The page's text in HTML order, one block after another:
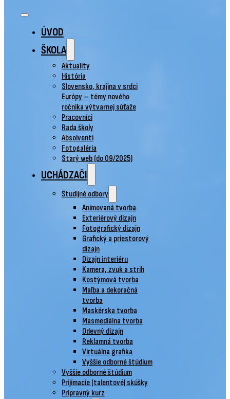
ÚVOD
ŠKOLA
Aktuality
História
Slovensko, krajina v srdci
Európy – témy nového
ročníka výtvarnej súťaže
Pracovníci
Rada školy
Absolventi
Fotogaléria
Starý web (do 09/2025)
UCHÁDZAČI
Študijné odbory
Animovaná tvorba
Exteriérový dizajn
Fotografický dizajn
Grafický a priestorový
dizajn
Dizajn interiéru
Kamera, zvuk a strih
Kostýmová tvorba
Maľba a dekoračná
tvorba
Maskérska tvorba
Masmediálna tvorba
Odevný dizajn
Reklamná tvorba
Virtuálna grafika
Vyššie odborné štúdium
Vyššie odborné štúdium
Prijímacie (talentové) skúšky
Prípravný kurz